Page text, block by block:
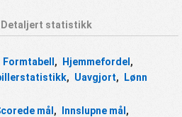
Detaljert statistikk
Formtabell , Hjemmefordel ,
, Uavgjort,
Lønn
mål , Innslupne mål ,